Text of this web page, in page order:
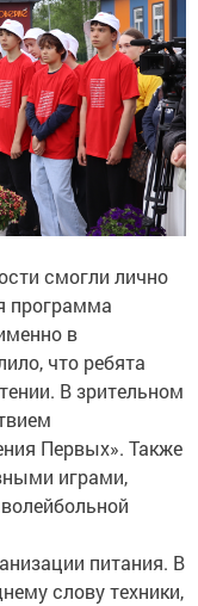
смогли лично
программа
в
что ребята
В зрительном
Первых». Также
играми,
питания. В
слову техники,